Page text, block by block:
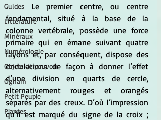
Guides
Littérature
Minéraux
Numérologie
Objets de pouvoir
Ogham
Petit Peuple
Plantes
	Le premier centre, ou centre
fondamental, situé à la base de la
colonne vertébrale, possède une force
primaire qui en émane suivant quatre
rayons et, par conséquent, dispose des
ondulations de façon à donner l’effet
d’une division en quarts de cercle,
alternativement rouges et orangés
séparés par des creux. D’où l’impression
qu’il est marqué du signe de la croix ;